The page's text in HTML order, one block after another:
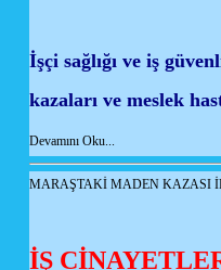
İşçi sağlığı ve iş
kazaları ve meslek
Devamını Oku...
MARAŞTAKİ MADEN KAZASI
İŞ